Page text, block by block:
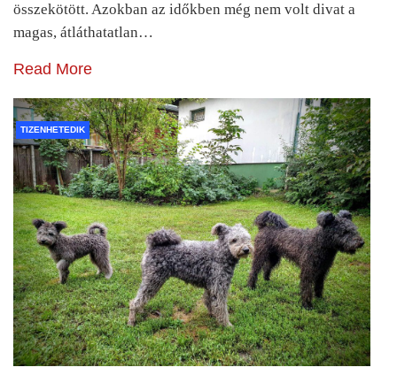
összekötött. Azokban az időkben még nem volt divat a
magas, átláthatatlan…
Read More
TIZENHETEDIK